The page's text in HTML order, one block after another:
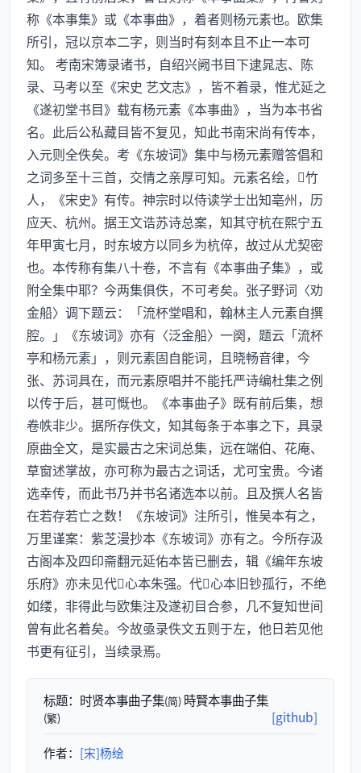
称《本事集》或《本事曲》，着者则杨元素也。欧集
所引，冠以京本二字，则当时有刻本且不止一本可
知。 考南宋簿录诸书，自绍兴阙书目下逮晁志、陈
录、马考以至《宋史 艺文志》，皆不着录，惟尤延之
《遂初堂书目》载有杨元素《本事曲》，当为本书省
名。此后公私藏目皆不复见，知此书南宋尚有传本，
入元则全佚矣。考《东坡词》集中与杨元素赠答倡和
之词多至十三首，交情之亲厚可知。元素名绘，竹
人，《宋史》有传。神宗时以侍读学士出知亳州，历
应天、杭州。据王文诰苏诗总案，知其守杭在熙宁五
年甲寅七月，时东坡方以同乡为杭倅，故过从尤契密
也。本传称有集八十卷，不言有《本事曲子集》，或
附全集中耶？今两集俱佚，不可考矣。张子野词〈劝
金船〉调下题云：「流杯堂唱和，翰林主人元素自撰
腔。」《东坡词》亦有〈泛金船〉一阕，题云「流杯
亭和杨元素」，则元素固自能词，且晓畅音律，今
张、苏词具在，而元素原唱并不能托严诗编杜集之例
以传于后，甚可慨也。《本事曲子》既有前后集，想
卷帙非少。据所存佚文，知其每条于本事之下，具录
原曲全文，是实最古之宋词总集，远在端伯、花庵、
草窗述掌故，亦可称为最古之词话，尤可宝贵。今诸
选幸传，而此书乃并书名诸选本以前。且及撰人名皆
在若存若亡之数！《东坡词》注所引，惟吴本有之，
万里谨案：紫芝漫抄本《东坡词》亦有之。今所存汲
古阁本及四印斋翻元延佑本皆已删去，辑《编年东坡
乐府》亦未见代心本朱强。代心本旧钞孤行，不绝
如缕，非得此与欧集注及遂初目合参，几不复知世间
曾有此名着矣。今故亟录佚文五则于左，他日若见他
书更有征引，当续录焉。
标题： 时贤本事曲子集(简) 時賢本事曲子集
(繁) [github]
作者： [宋]杨绘